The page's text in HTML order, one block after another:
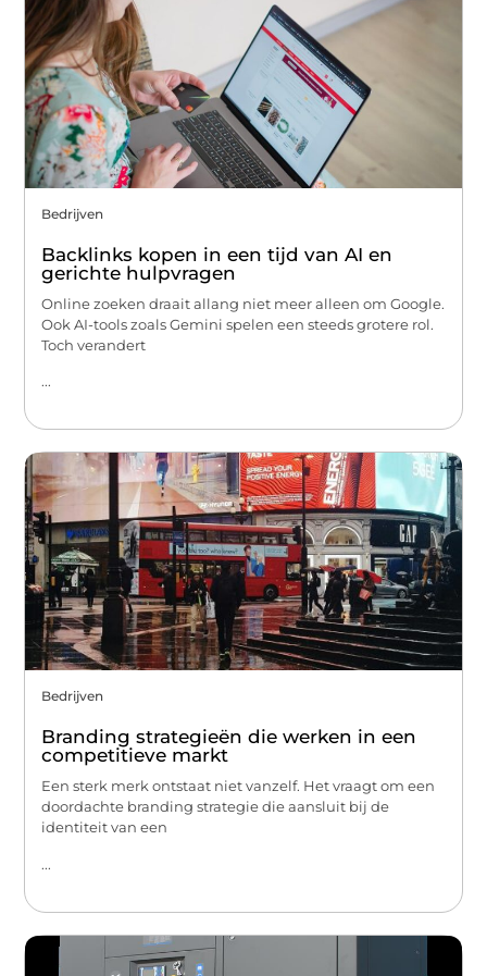
Bedrijven
Backlinks kopen in een tijd van AI en
gerichte hulpvragen
Online zoeken draait allang niet meer alleen om Google.
Ook AI-tools zoals Gemini spelen een steeds grotere rol.
Toch verandert
...
Bedrijven
Branding strategieën die werken in een
competitieve markt
Een sterk merk ontstaat niet vanzelf. Het vraagt om een
doordachte branding strategie die aansluit bij de
identiteit van een
...